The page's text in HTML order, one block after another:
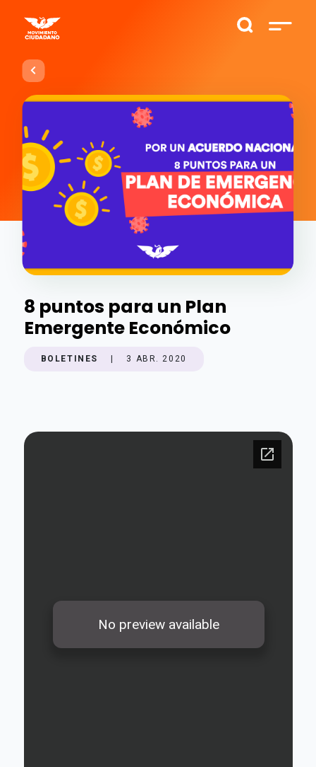
8 puntos para un Plan
Emergente Económico
BOLETINES 3 ABR. 2020